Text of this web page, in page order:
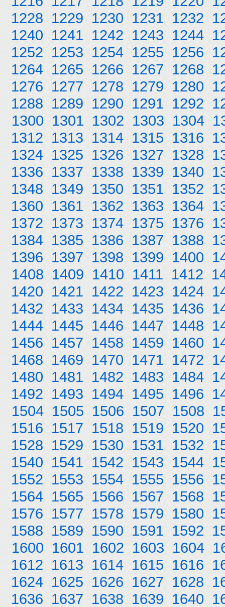
1228 1229 1230 1231 1232
1240 1241 1242 1243 1244
1252 1253 1254 1255 1256
1264 1265 1266 1267 1268
1276 1277 1278 1279 1280
1288 1289 1290 1291 1292
1300 1301 1302 1303 1304
1312 1313 1314 1315 1316
1324 1325 1326 1327 1328
1336 1337 1338 1339 1340
1348 1349 1350 1351 1352
1360 1361 1362 1363 1364
1372 1373 1374 1375 1376
1384 1385 1386 1387 1388
1396 1397 1398 1399 1400
1408 1409 1410 1411 1412
1420 1421 1422 1423 1424
1432 1433 1434 1435 1436
1444 1445 1446 1447 1448
1456 1457 1458 1459 1460
1468 1469 1470 1471 1472
1480 1481 1482 1483 1484
1492 1493 1494 1495 1496
1504 1505 1506 1507 1508
1516 1517 1518 1519 1520
1528 1529 1530 1531 1532
1540 1541 1542 1543 1544
1552 1553 1554 1555 1556
1564 1565 1566 1567 1568
1576 1577 1578 1579 1580
1588 1589 1590 1591 1592
1600 1601 1602 1603 1604
1612 1613 1614 1615 1616
1624 1625 1626 1627 1628
1636 1637 1638 1639 1640